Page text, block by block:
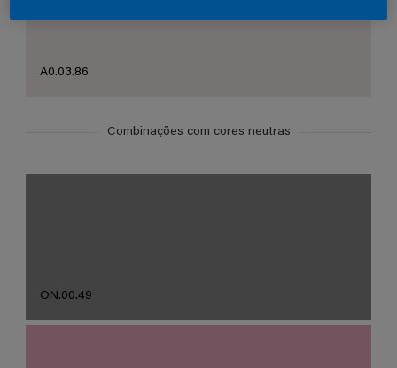
A0.03.86
Combinações com cores neutras
ON.00.49